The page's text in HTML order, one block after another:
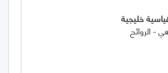
خليجية
- الروائح